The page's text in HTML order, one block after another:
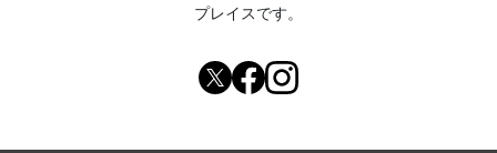
プレイスです。